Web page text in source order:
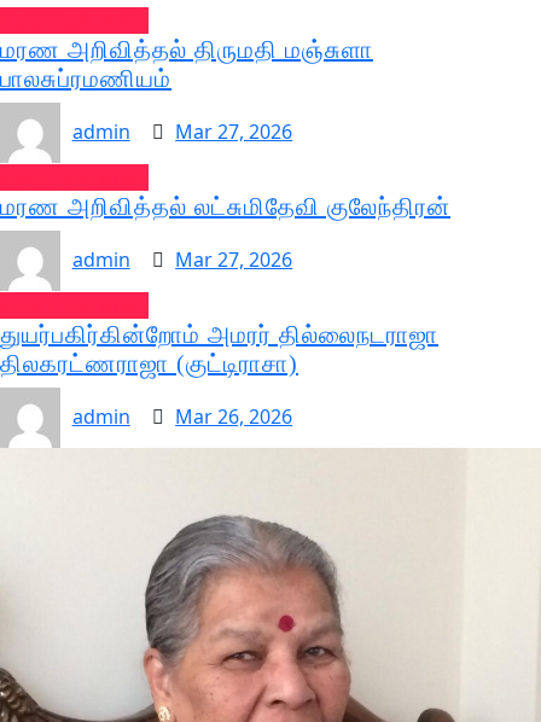
மரண அறிவித்தல் திருமதி மஞ்சுளா
பாலசுப்ரமணியம்
admin
Mar 27, 2026
மரண அறிவித்தல் லட்சுமிதேவி குலேந்திரன்
admin
Mar 27, 2026
துயர்பகிர்கின்றோம் அமரர் தில்லைநடராஜா
திலகரட்ணராஜா (குட்டிராசா)
admin
Mar 26, 2026